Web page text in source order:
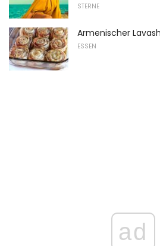
STERNE
Armenischer
ESSEN
ad